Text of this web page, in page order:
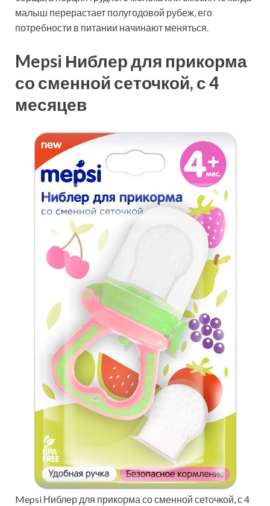
малыш перерастает полугодовой рубеж, его
потребности в питании начинают меняться.
Mepsi Ниблер для прикорма
со сменной сеточкой, с 4
месяцев
Mepsi Ниблер для прикорма со сменной сеточкой, с 4